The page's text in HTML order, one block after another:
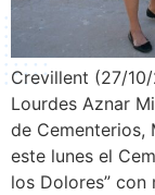
Crevillent (27/
Lourdes Aznar
de Cementerios,
este lunes el
los Dolores”